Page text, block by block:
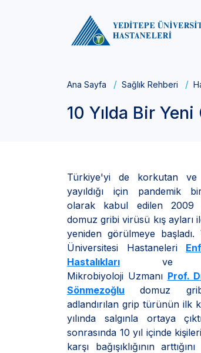
Ana Sayfa Sağlık Rehberi
10 Yılda Bir
Türkiye'yi de korkutan ve
yayıldığı için pandemik
olarak kabul edilen 2009
domuz gribi virüsü kış ayları
yeniden görülmeye başladı.
Üniversitesi Hastaneleri
Hastalıkları ve
Mikrobiyoloji Uzmanı Prof.
Sönmezoğlu domuz
adlandırılan grip türünün ilk
yılında salgınla ortaya
sonrasında 10 yıl içinde
karşı bağışıklığının arttığını